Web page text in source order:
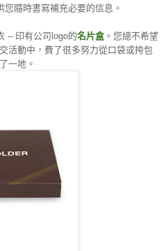
隨時書寫補充必要的信息。
-- 印有公司 logo的名片盒。您總不希望
活動中，費了很多努力從口袋或挎包
一地。